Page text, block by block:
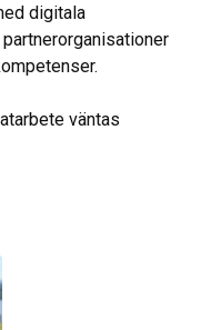
digitala
väntas